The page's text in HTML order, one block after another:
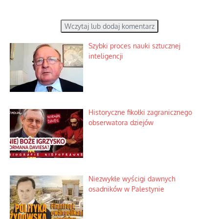
Wczytaj lub dodaj komentarz
Szybki proces nauki sztucznej
inteligencji
Historyczne fikołki zagranicznego
obserwatora dziejów
Niezwykłe wyścigi dawnych
osadników w Palestynie